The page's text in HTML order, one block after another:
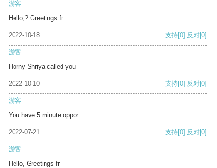
游客
Hello,? Greetings fr
2022-10-18 支持[0] 反对[0]
游客
Horny Shriya called you
2022-10-10 支持[0] 反对[0]
游客
You have 5 minute oppor
2022-07-21 支持[0] 反对[0]
游客
Hello, Greetings fr